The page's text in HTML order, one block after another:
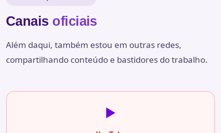
Canais oficiais
Além daqui, também estou em outras redes,
compartilhando conteúdo e bastidores do trabalho.
▶️